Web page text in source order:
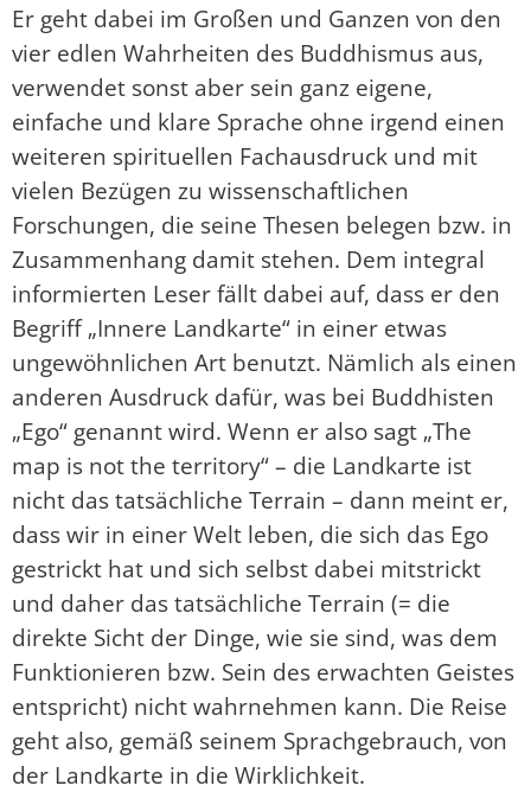
Er geht dabei im Großen und Ganzen von den
vier edlen Wahrheiten des Buddhismus aus,
verwendet sonst aber sein ganz eigene,
einfache und klare Sprache ohne irgend einen
weiteren spirituellen Fachausdruck und mit
vielen Bezügen zu wissenschaftlichen
Forschungen, die seine Thesen belegen bzw. in
Zusammenhang damit stehen. Dem integral
informierten Leser fällt dabei auf, dass er den
Begriff „Innere Landkarte“ in einer etwas
ungewöhnlichen Art benutzt. Nämlich als einen
anderen Ausdruck dafür, was bei Buddhisten
„Ego“ genannt wird. Wenn er also sagt „The
map is not the territory“ – die Landkarte ist
nicht das tatsächliche Terrain – dann meint er,
dass wir in einer Welt leben, die sich das Ego
gestrickt hat und sich selbst dabei mitstrickt
und daher das tatsächliche Terrain (= die
direkte Sicht der Dinge, wie sie sind, was dem
Funktionieren bzw. Sein des erwachten Geistes
entspricht) nicht wahrnehmen kann. Die Reise
geht also, gemäß seinem Sprachgebrauch, von
der Landkarte in die Wirklichkeit.